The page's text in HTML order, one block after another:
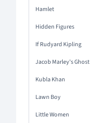
Hamlet
Hidden Figures
If Rudyard Kipling
Jacob Marley's Ghost
Kubla Khan
Lawn Boy
Little Women